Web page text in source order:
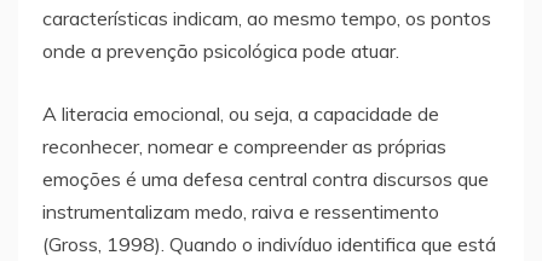
características indicam, ao mesmo tempo, os pontos
onde a prevenção psicológica pode atuar.
A literacia emocional, ou seja, a capacidade de
reconhecer, nomear e compreender as próprias
emoções é uma defesa central contra discursos que
instrumentalizam medo, raiva e ressentimento
(Gross, 1998). Quando o indivíduo identifica que está